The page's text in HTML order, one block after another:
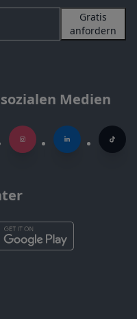
Gratis
anfordern
Medien